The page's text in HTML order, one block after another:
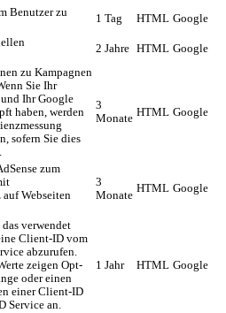
Benutzer zu
1 Tag HTML Google
2 Jahre HTML Google
zu Kampagnen
Sie Ihr
Ihr Google
haben, werden
sofern Sie dies
3
Monate HTML Google
zum
Webseiten
3
Monate
HTML Google
verwendet
Client-ID vom
abzurufen.
zeigen Opt-
oder einen
einer Client-ID
Service an.
1 Jahr HTML Google